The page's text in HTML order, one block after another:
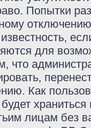
Попытки
для
что
Как
лицам без